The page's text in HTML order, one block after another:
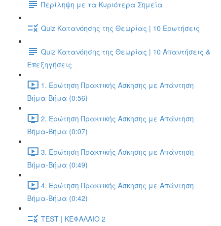
Περίληψη με τα Κυριότερα Σημεία
Quiz Κατανόησης της Θεωρίας | 10 Ερωτήσεις
Quiz Κατανόησης της Θεωρίας | 10 Απαντήσεις &
Επεξηγήσεις
1. Ερώτηση Πρακτικής Άσκησης με Απάντηση
Βήμα-Βήμα (0:56)
2. Ερώτηση Πρακτικής Άσκησης με Απάντηση
Βήμα-Βήμα (0:07)
3. Ερώτηση Πρακτικής Άσκησης με Απάντηση
Βήμα-Βήμα (0:49)
4. Ερώτηση Πρακτικής Άσκησης με Απάντηση
Βήμα-Βήμα (0:42)
TEST | ΚΕΦΑΛΑΙΟ 2